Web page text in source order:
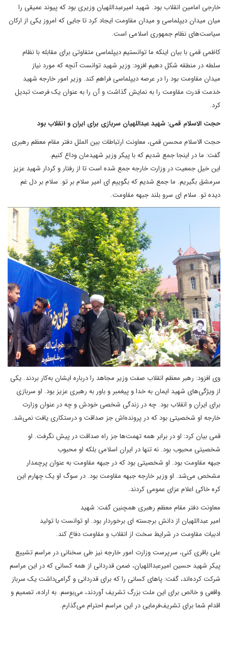
خارجی امامین انقلاب بود. شهید امیرعبداللهیان وزیری بود که پیوند عمیقی را
میان میدان دیپلماسی و میدان مقاومت ایجاد کرد تا جایی که امروز یکی از ارکان
سیاست‌های نظام جمهوری اسلامی است.
کاظمی قمی با بیان اینکه ما توانستیم دیپلماسی متفاوتی برای مقابله با نظام
سلطه در منطقه شکل دهیم افزود: وزیر شهید توانست آنچه که مورد نیاز
میدان مقاومت بود را در عرصه دیپلماسی فراهم کند. وزیر امور خارجه شهید
خدمت قدرت مقاومت را به نمایش گذاشت و آن را به عنوان یک فرصت تبدیل
کرد.
حجت الاسلام قمی: شهید عبداللهیان سربازی برای ایران و انقلاب بود
حجت الاسلام محسن قمی، معاونت ارتباطات بین الملل دفتر مقام معظم رهبری
گفت: ما در اینجا جمع شدیم که با پیکر وزیر شهیدمان وداع کنیم.
این خیل جمعیت در وزارت خارجه جمع شده است تا از رفتار و کردار شهید عزیز
سرمشق بگیریم. ما جمع شدیم که بگوییم ای امیر سلام بر تو. سلام بر دل غم
دیده تو. سلام ای سرو بلند جبهه مقاومت.
وی افزود: رهبر معظم انقلاب صفت وزیر مجاهد را درباره ایشان به‌کار بردند. یکی
از ویژگی‌های شهید ایمان به خدا و پیغمبر و باور به رهبری عزیز بود. او سربازی
برای ایران و انقلاب بود. چه در زندگی شخصی خودش و چه در عنوان وزارت
خارجه او شخصیتی بود که در پرونده‌اش جز صداقت و درستکاری یافت نمی‌شد.
قمی بیان کرد: او در برابر همه تهمت‌ها جز راه صداقت در پیش نگرفت. او
شخصیتی محبوب بود. نه تنها در ایران اسلامی بلکه او محبوب
جبهه مقاومت بود. او شخصیتی بود که در جبهه مقاومت به عنوان پرچمدار
مشخص می‌شد. او وزیر خارجه جبهه مقاومت بود. در سوگ او یک چهارم این
کره خاکی اعلام عزای عمومی کردند.
معاونت دفتر مقام معظم رهبری همچنین گفت: شهید
امیر عبداللهیان از دانش برجسته ای برخوردار بود. او توانست با تولید
ادبیات مقاومت در شرایط سخت از انقلاب و مقاومت دفاع کند.
علی باقری کنی، سرپرست وزارت امور خارجه نیز طی سخنانی در مراسم تشییع
پیکر شهید حسین امیرعبداللهیان، ضمن قدردانی از همه کسانی که در این مراسم
شرکت کرده‌اند، گفت: پا‌های کسانی را که برای قدردانی و گرامی‌داشت یک سرباز
واقعی و خالص برای این ملت بزرگ تشریف آوردند، می‌بوسم. به اراده، تصمیم و
اقدام شما برای تشریف‌فرمایی در این مراسم احترام می‌گذارم.